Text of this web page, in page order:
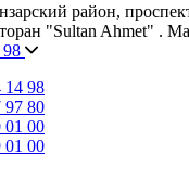
район,
"Sultan Ahmet" .
98
14 98
97 80
01 00
01 00